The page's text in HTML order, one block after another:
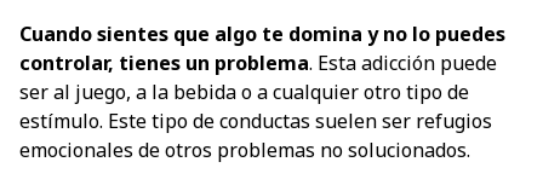
Cuando sientes que algo te domina y no lo puedes
controlar, tienes un problema. Esta adicción puede
ser al juego, a la bebida o a cualquier otro tipo de
estímulo. Este tipo de conductas suelen ser refugios
emocionales de otros problemas no solucionados.